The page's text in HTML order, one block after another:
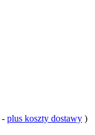
- plus koszty dostawy )